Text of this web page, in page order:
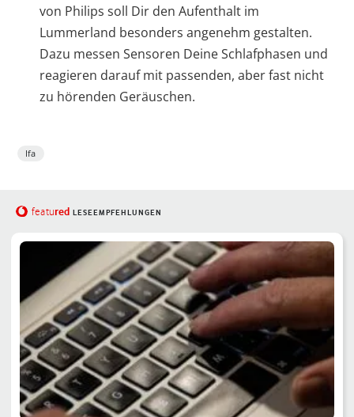
von Philips soll Dir den Aufenthalt im
Lummerland besonders angenehm gestalten.
Dazu messen Sensoren Deine Schlafphasen und
reagieren darauf mit passenden, aber fast nicht
zu hörenden Geräuschen.
Ifa
featured LESEEMPFEHLUNGEN